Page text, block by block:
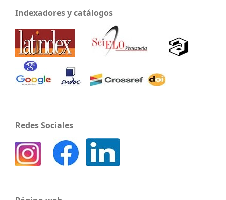
Indexadores y catálogos
Redes Sociales